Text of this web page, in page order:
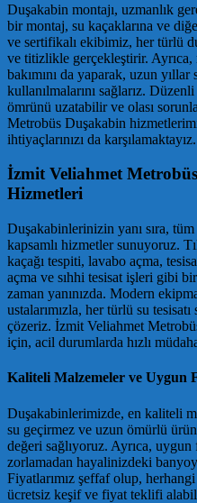
Duşakabin montajı, uzmanlık
bir montaj, su kaçaklarına ve
ve sertifikalı ekibimiz, her türlü
ve titizlikle gerçekleştirir.
bakımını da yaparak, uzun
kullanılmalarını sağlarız.
ömrünü uzatabilir ve olası
Metrobüs Duşakabin
ihtiyaçlarınızı da karşılamaktayız.
İzmit Veliahmet
Hizmetleri
Duşakabinlerinizin yanı sıra,
kapsamlı hizmetler sunuyoruz.
kaçağı tespiti, lavabo açma,
açma ve sıhhi tesisat işleri gibi
zaman yanınızda. Modern
ustalarımızla, her türlü su
çözeriz. İzmit Veliahmet
için, acil durumlarda hızlı
Kaliteli Malzemeler ve Uygun
Duşakabinlerimizde, en kaliteli
su geçirmez ve uzun ömürlü
değeri sağlıyoruz. Ayrıca,
zorlamadan hayalinizdeki
Fiyatlarımız şeffaf olup,
ücretsiz keşif ve fiyat teklifi